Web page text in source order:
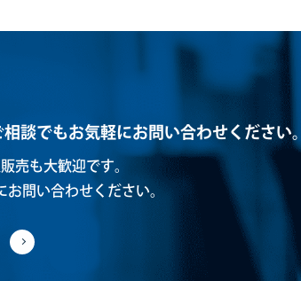
談でもお気軽にお問い合わせください。
売も大歓迎です。
お問い合わせください。